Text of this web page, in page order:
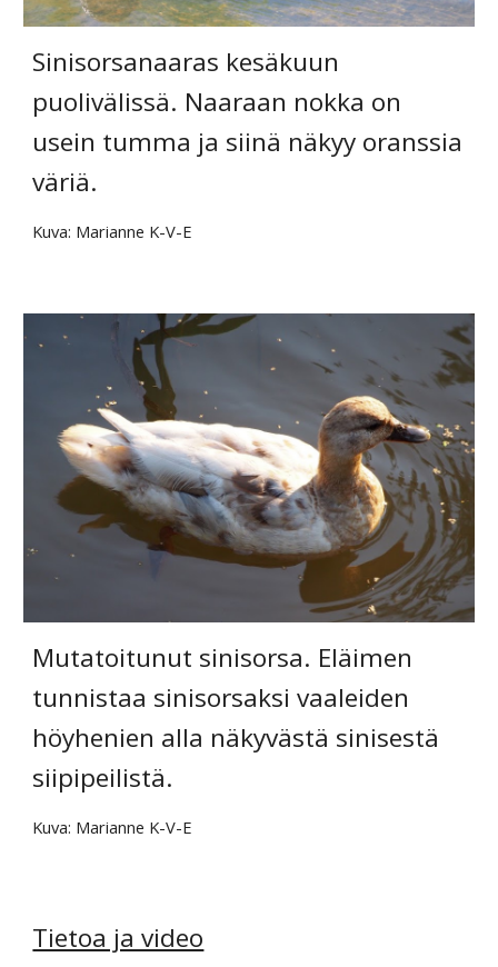
Sinisorsanaaras kesäkuun
puolivälissä. Naaraan nokka on
usein tumma ja siinä näkyy oranssia
väriä.
Kuva: Marianne K-V-E
Mutatoitunut sinisorsa. Eläimen
tunnistaa sinisorsaksi vaaleiden
höyhenien alla näkyvästä sinisestä
siipipeilistä.
Kuva: Marianne K-V-E
Tietoa ja video